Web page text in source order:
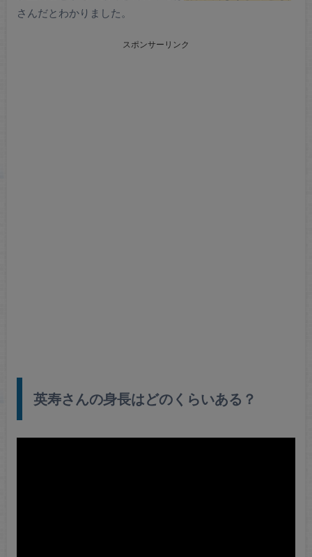
さんだとわかりました。
スポンサーリンク
英寿さんの身長はどのくらいある？